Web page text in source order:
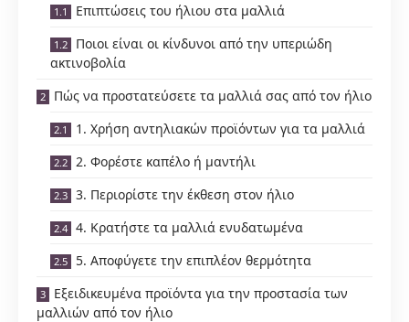
Επιπτώσεις του ήλιου στα μαλλιά
Ποιοι είναι οι κίνδυνοι από την υπεριώδη
ακτινοβολία
Πώς να προστατεύσετε τα μαλλιά σας από τον ήλιο
1. Χρήση αντηλιακών προϊόντων για τα μαλλιά
2. Φορέστε καπέλο ή μαντήλι
3. Περιορίστε την έκθεση στον ήλιο
4. Κρατήστε τα μαλλιά ενυδατωμένα
5. Αποφύγετε την επιπλέον θερμότητα
Εξειδικευμένα προϊόντα για την προστασία των
μαλλιών από τον ήλιο